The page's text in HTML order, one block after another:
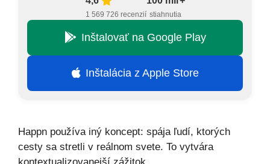
1 569 726 recenzií stiahnutia
Inštalovať na Google Play
Inštalácia z Apple Store
Happn používa iný koncept: spája ľudí, ktorých
cesty sa stretli v reálnom svete. To vytvára
kontextualizovanejší zážitok.